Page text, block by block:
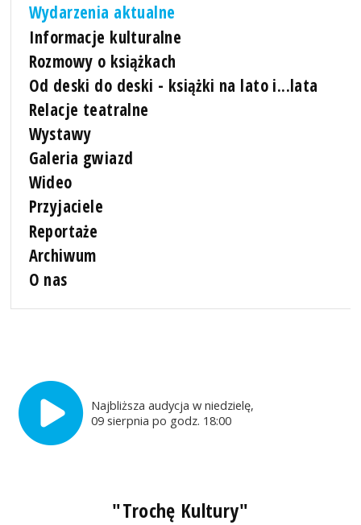
Wydarzenia aktualne
Informacje kulturalne
Rozmowy o książkach
Od deski do deski - książki na lato i...lata
Relacje teatralne
Wystawy
Galeria gwiazd
Wideo
Przyjaciele
Reportaże
Archiwum
O nas
Najbliższa audycja w niedzielę,
09 sierpnia po godz. 18:00
"Trochę Kultury"